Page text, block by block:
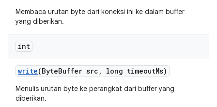
Membaca urutan byte dari koneksi ini ke dalam buffer
yang diberikan.
int
write(ByteBuffer src , long timeoutMs)
Menulis urutan byte ke perangkat dari buffer yang
diberikan.